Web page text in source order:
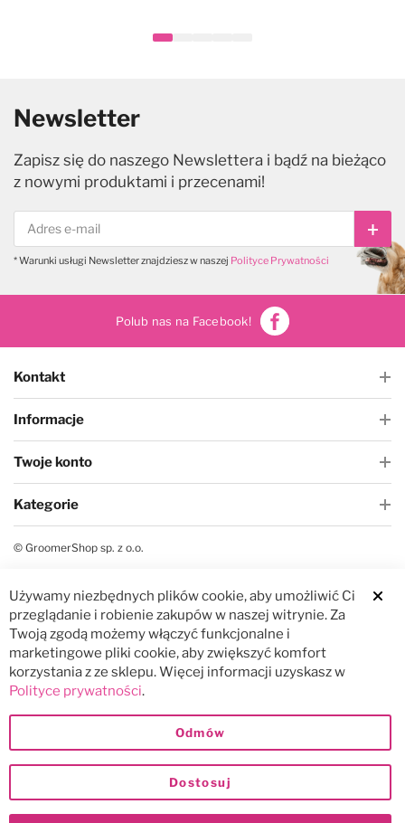
Newsletter
Zapisz się do naszego Newslettera i bądź na bieżąco
z nowymi produktami i przecenami!
* Warunki usługi Newsletter znajdziesz w naszej Polityce Prywatności
Polub nas na Facebook!
Kontakt
Informacje
Twoje konto
Kategorie
© GroomerShop sp. z o.o.
Używamy niezbędnych plików cookie, aby umożliwić Ci
przeglądanie i robienie zakupów w naszej witrynie. Za
Twoją zgodą możemy włączyć funkcjonalne i
marketingowe pliki cookie, aby zwiększyć komfort
korzystania z ze sklepu. Więcej informacji uzyskasz w
Polityce prywatności.
Dostosuj
Odmów